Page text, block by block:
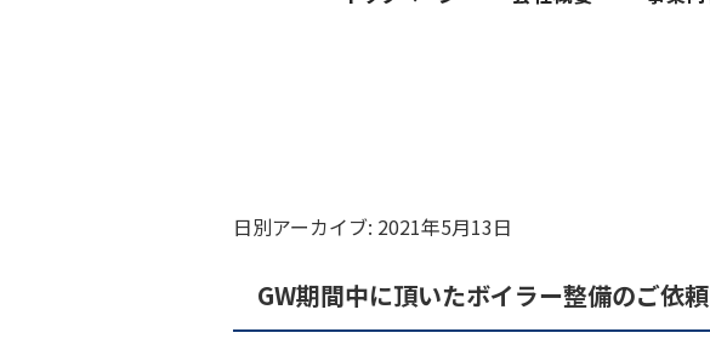
日別アーカイブ: 2021年5月13日
GW期間中に頂いたボイラー整備のご依頼